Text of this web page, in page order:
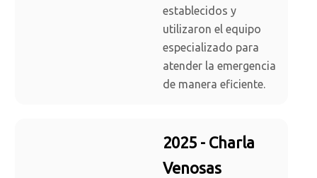
establecidos y
utilizaron el equipo
especializado para
atender la emergencia
de manera eficiente.
2025 - Charla
Venosas